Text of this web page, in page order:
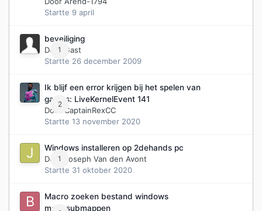
Startte 9 april
1
beveiliging
Door Gast
Startte 26 december 2009
2
Ik blijf een error krijgen bij het spelen van
games: LiveKernelEvent 141
Door CaptainRexCC
Startte 13 november 2020
1
Windows installeren op 2dehands pc
Door
Joseph Van den Avont
Startte 31 oktober 2020
Macro zoeken bestand windows
map+submappen